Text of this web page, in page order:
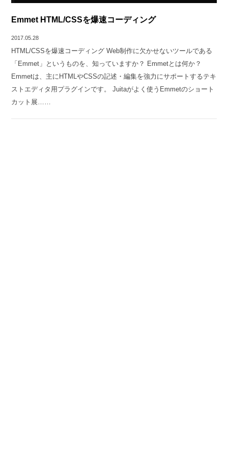
Emmet HTML/CSSを爆速コーディング
2017.05.28
HTML/CSSを爆速コーディング Web制作に欠かせないツールである
「Emmet」というものを、知っていますか？ Emmetとは何か？
Emmetは、主にHTMLやCSSの記述・編集を強力にサポートするテキ
ストエディタ用プラグインです。 Juitaがよく使うEmmetのショート
カット展……